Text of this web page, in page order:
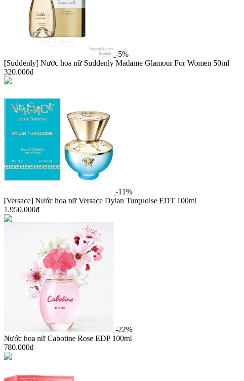
-5%
[Suddenly] Nước hoa nữ Suddenly Madame Glamour For Women 50ml
320.000đ
-11%
[Versace] Nước hoa nữ Versace Dylan Turquoise EDT 100ml
1.950.000đ
-22%
Nước hoa nữ Cabotine Rose EDP 100ml
780.000đ